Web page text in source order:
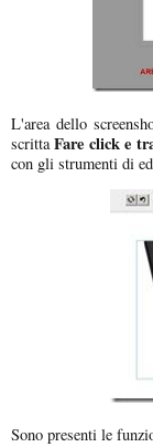
L'area dello
scrittaFare click e
con gli strumenti di
Sono presenti le